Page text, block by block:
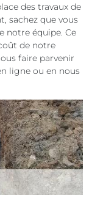
des travaux de
sachez que vous
notre équipe. Ce
de notre
faire parvenir
ligne ou en nous